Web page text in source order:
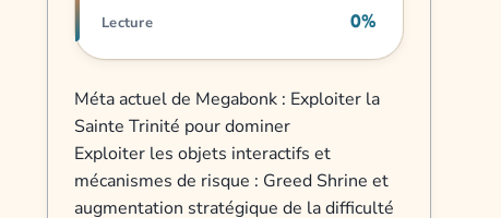
Lecture 0%
Méta actuel de Megabonk : Exploiter la
Sainte Trinité pour dominer
Exploiter les objets interactifs et
mécanismes de risque : Greed Shrine et
augmentation stratégique de la difficulté